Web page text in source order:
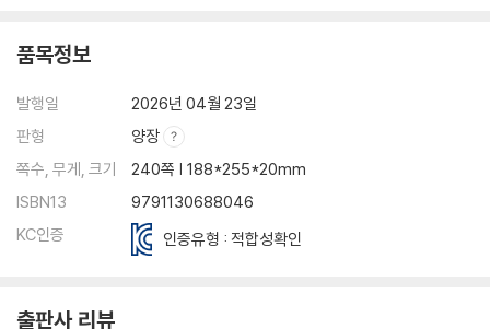
품목정보
발행일
2026년 04월 23일
판형
양장
쪽수, 무게, 크기
240쪽 | 188*255*20mm
ISBN13
9791130688046
KC인증
인증유형 : 적합성확인
출판사 리뷰